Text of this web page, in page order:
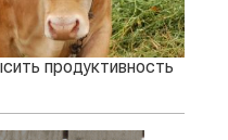
продуктивность